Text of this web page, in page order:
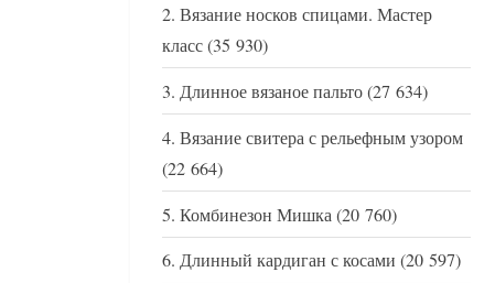
Вязание носков спицами. Мастер
класс(35 930)
Длинное вязаное пальто(27 634)
Вязание свитера с рельефным узором
(22 664)
Комбинезон Мишка(20 760)
Длинный кардиган с косами (20 597)